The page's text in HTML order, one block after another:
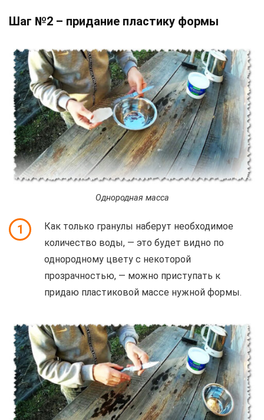
Шаг №2 – придание пластику формы
Однородная масса
1
Как только гранулы наберут необходимое
количество воды, — это будет видно по
однородному цвету с некоторой
прозрачностью, — можно приступать к
придаю пластиковой массе нужной формы.